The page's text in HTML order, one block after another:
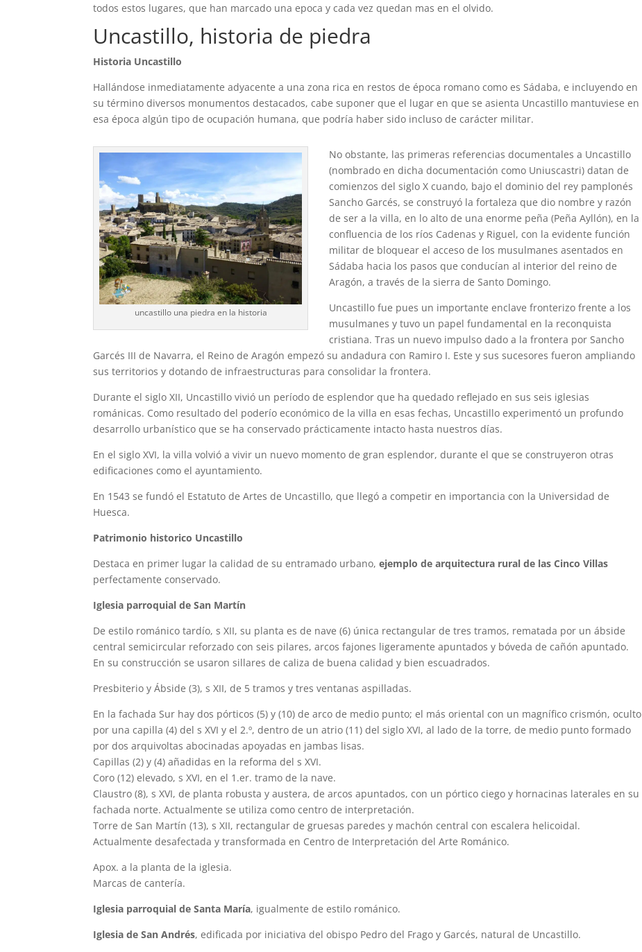
todos estos lugares, que han marcado una epoca y cada vez quedan mas en el olvido.
Uncastillo, historia de piedra
Historia Uncastillo
Hallándose inmediatamente adyacente a una zona rica en restos de época romano como es Sádaba, e incluyendo en
su término diversos monumentos destacados, cabe suponer que el lugar en que se asienta Uncastillo mantuviese en
esa época algún tipo de ocupación humana, que podría haber sido incluso de carácter militar.
uncastillo una piedra en la historia
No obstante, las primeras referencias documentales a Uncastillo
(nombrado en dicha documentación como Uniuscastri) datan de
comienzos del siglo X cuando, bajo el dominio del rey pamplonés
Sancho Garcés, se construyó la fortaleza que dio nombre y razón
de ser a la villa, en lo alto de una enorme peña (Peña Ayllón), en la
confluencia de los ríos Cadenas y Riguel, con la evidente función
militar de bloquear el acceso de los musulmanes asentados en
Sádaba hacia los pasos que conducían al interior del reino de
Aragón, a través de la sierra de Santo Domingo.
Uncastillo fue pues un importante enclave fronterizo frente a los
musulmanes y tuvo un papel fundamental en la reconquista
cristiana. Tras un nuevo impulso dado a la frontera por Sancho
Garcés III de Navarra, el Reino de Aragón empezó su andadura con Ramiro I. Este y sus sucesores fueron ampliando
sus territorios y dotando de infraestructuras para consolidar la frontera.
Durante el siglo XII, Uncastillo vivió un período de esplendor que ha quedado reflejado en sus seis iglesias
románicas. Como resultado del poderío económico de la villa en esas fechas, Uncastillo experimentó un profundo
desarrollo urbanístico que se ha conservado prácticamente intacto hasta nuestros días.
En el siglo XVI, la villa volvió a vivir un nuevo momento de gran esplendor, durante el que se construyeron otras
edificaciones como el ayuntamiento.
En 1543 se fundó el Estatuto de Artes de Uncastillo, que llegó a competir en importancia con la Universidad de
Huesca.
Patrimonio historico Uncastillo
Destaca en primer lugar la calidad de su entramado urbano,ejemplo de arquitectura rural de las Cinco Villas
perfectamente conservado.
Iglesia parroquial de San Martín
De estilo románico tardío, s XII, su planta es de nave (6) única rectangular de tres tramos, rematada por un ábside
central semicircular reforzado con seis pilares, arcos fajones ligeramente apuntados y bóveda de cañón apuntado.
En su construcción se usaron sillares de caliza de buena calidad y bien escuadrados.
Presbiterio y Ábside (3), s XII, de 5 tramos y tres ventanas aspilladas.
En la fachada Sur hay dos pórticos (5) y (10) de arco de medio punto; el más oriental con un magnífico crismón, oculto
por una capilla (4) del s XVI y el 2.º, dentro de un atrio (11) del siglo XVI, al lado de la torre, de medio punto formado
por dos arquivoltas abocinadas apoyadas en jambas lisas.
Capillas (2) y (4) añadidas en la reforma del s XVI.
Coro (12) elevado, s XVI, en el 1.er. tramo de la nave.
Claustro (8), s XVI, de planta robusta y austera, de arcos apuntados, con un pórtico ciego y hornacinas laterales en su
fachada norte. Actualmente se utiliza como centro de interpretación.
Torre de San Martín (13), s XII, rectangular de gruesas paredes y machón central con escalera helicoidal.
Actualmente desafectada y transformada en Centro de Interpretación del Arte Románico.
Apox. a la planta de la iglesia.
Marcas de cantería.
Iglesia parroquial de Santa María, igualmente de estilo románico.
Iglesia de San Andrés, edificada por iniciativa del obispo Pedro del Frago y Garcés, natural de Uncastillo.